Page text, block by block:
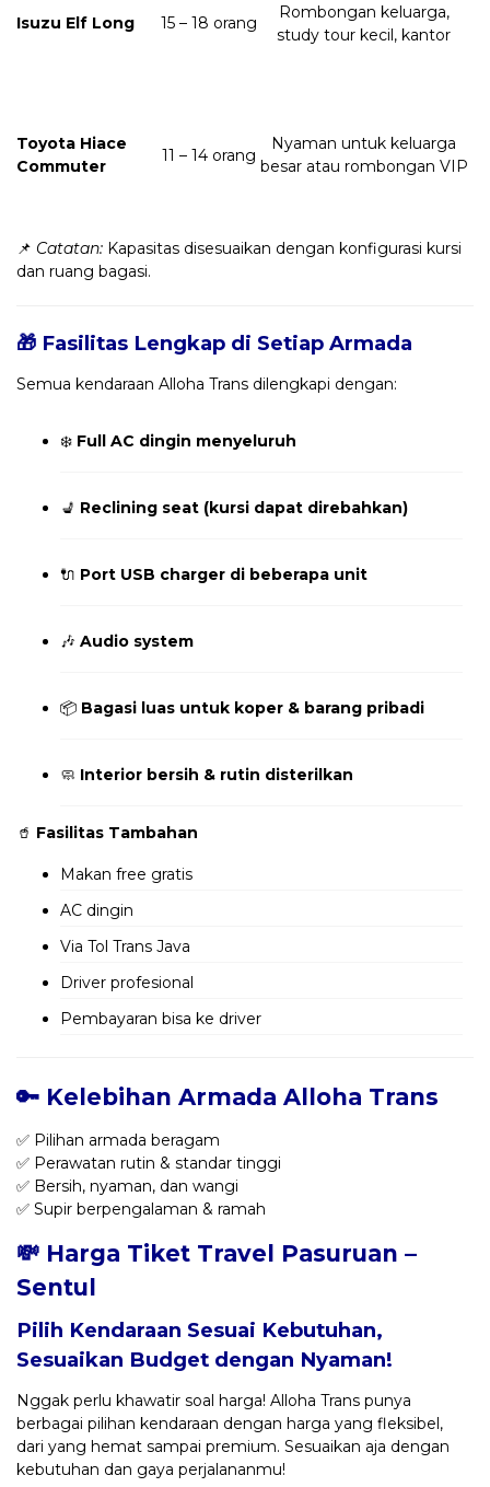
Isuzu Elf Long 15 – 18 orang
Rombongan keluarga,
study tour kecil, kantor
Toyota Hiace
Commuter
11 – 14 orang
Nyaman untuk keluarga
besar atau rombongan VIP
📌 Catatan: Kapasitas disesuaikan dengan konfigurasi kursi
dan ruang bagasi.
🎁 Fasilitas Lengkap di Setiap Armada
Semua kendaraan Alloha Trans dilengkapi dengan:
❄️ Full AC dingin menyeluruh
💺 Reclining seat (kursi dapat direbahkan)
🔌 Port USB charger di beberapa unit
🎶 Audio system
📦 Bagasi luas untuk koper & barang pribadi
🧼 Interior bersih & rutin disterilkan
🥤 Fasilitas Tambahan
Makan free gratis
AC dingin
Via Tol Trans Java
Driver profesional
Pembayaran bisa ke driver
🔑 Kelebihan Armada Alloha Trans
✅ Pilihan armada beragam
✅ Perawatan rutin & standar tinggi
✅ Bersih, nyaman, dan wangi
✅ Supir berpengalaman & ramah
💸 Harga Tiket Travel Pasuruan –
Sentul
Pilih Kendaraan Sesuai Kebutuhan,
Sesuaikan Budget dengan Nyaman!
Nggak perlu khawatir soal harga! Alloha Trans punya
berbagai pilihan kendaraan dengan harga yang fleksibel,
dari yang hemat sampai premium. Sesuaikan aja dengan
kebutuhan dan gaya perjalananmu!